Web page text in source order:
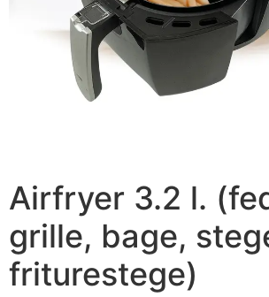
Airfryer 3.2 l.
grille, bage,
friturestege)